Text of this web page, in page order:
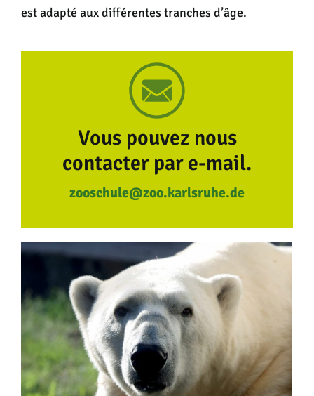
est adapté aux différentes tranches d’âge.
Vous pouvez nous
contacter par e-mail.
zooschule@zoo.karlsruhe.de